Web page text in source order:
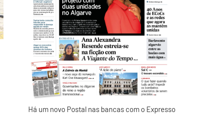
Há um novo Postal nas bancas com o Expresso